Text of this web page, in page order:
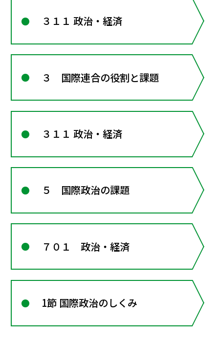
３１１ 政治・経済
３ 国際連合の役割と課題
３１１ 政治・経済
５ 国際政治の課題
７０１ 政治・経済
1節 国際政治のしくみ